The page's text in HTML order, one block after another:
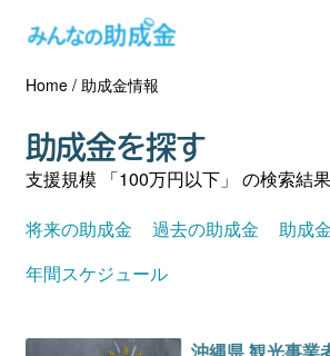
助成金を探す
士業の方へ
助成金コラム
専門家一覧
Home/ 助成金情報
助成金を探す
支援規模 「100万円以下」 の検索結果
将来の助成金
過去の助成金
助成
年間スケジュール
沖縄県 観光事業